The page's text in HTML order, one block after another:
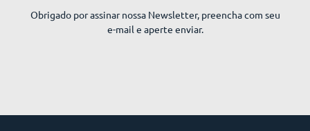
Obrigado por assinar nossa Newsletter, preencha com seu
e-mail e aperte enviar.